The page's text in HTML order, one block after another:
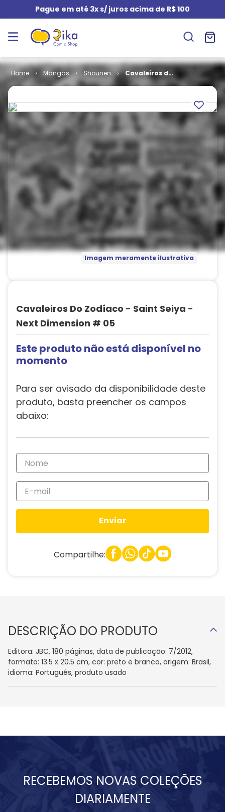
Pague em até 3x s/ juros acima de R$ 100
Mangás Shounen
Cavaleiros do
Zodíaco -
Next
Imagem meramente ilustrativa
Cavaleiros Do Zodíaco - Saint Seiya -
Next Dimension # 05
Este produto não está disponível no
momento
Para ser avisado da disponibilidade deste
produto, basta preencher os campos
abaixo:
Enviar
Compartilhe:
DESCRIÇÃO DO PRODUTO
Editora: JBC, 180 páginas, data de publicação: 7/2012,
formato: 13.5 x 20.5 cm, cor: preto e branco, origem: Brasil,
idioma: Português, produto usado
RECEBEMOS NOVAS COLEÇÕES
DIARIAMENTE